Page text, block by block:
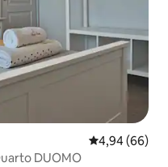
4,94 de uma
4,94 (66)
DUOMO